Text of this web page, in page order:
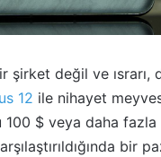
değil ve ısrarı,
12 ile nihayet
$ veya daha
bir